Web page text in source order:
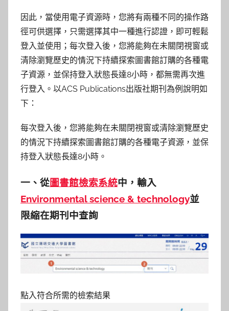
因此，當使用電子資源時，您將有兩種不同的操作路
徑可供選擇，只需選擇其中一種進行認證，即可輕鬆
登入並使用；每次登入後，您將能夠在未關閉視窗或
清除瀏覽歷史的情況下持續探索圖書館訂購的各種電
子資源，並保持登入狀態長達8小時，都無需再次進
行登入。以ACS Publications出版社期刊為例說明如
下：
每次登入後，您將能夠在未關閉視窗或清除瀏覽歷史
的情況下持續探索圖書館訂購的各種電子資源，並保
持登入狀態長達8小時。
一、從圖書館檢索系統中，輸入
Environmental science & technology並
限縮在期刊中查詢
點入符合所需的檢索結果